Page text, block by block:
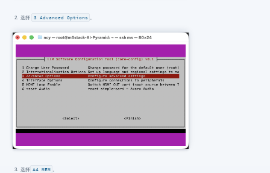
选择 3 Advanced Options
选择 A4 MEM